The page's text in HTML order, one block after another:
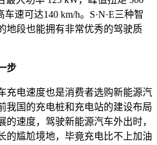
速可达140 km/h。S·N·E三种智
地段也能拥有非常优秀的驾驶质
步
电速度也是消费者选购新能源汽
我国的充电桩和充电站的建设布局
的速度，驾驶新能源汽车外出时，
的尴尬境地，毕竟充电比不上加油